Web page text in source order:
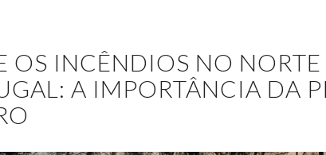
OS INCÊNDIOS NO
A IMPORTÂNCIA DA